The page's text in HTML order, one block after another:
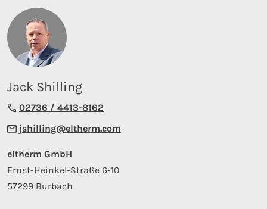
Jack Shilling
02736 / 4413-8162
jshilling@eltherm.com
eltherm GmbH
Ernst-Heinkel-Straße 6-10
57299 Burbach